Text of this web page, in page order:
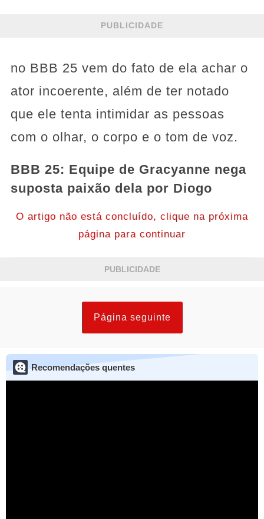
PUBLICIDADE
no BBB 25 vem do fato de ela achar o
ator incoerente, além de ter notado
que ele tenta intimidar as pessoas
com o olhar, o corpo e o tom de voz.
BBB 25: Equipe de Gracyanne nega
suposta paixão dela por Diogo
O artigo não está concluído, clique na próxima
página para continuar
PUBLICIDADE
Página seguinte
Recomendações quentes